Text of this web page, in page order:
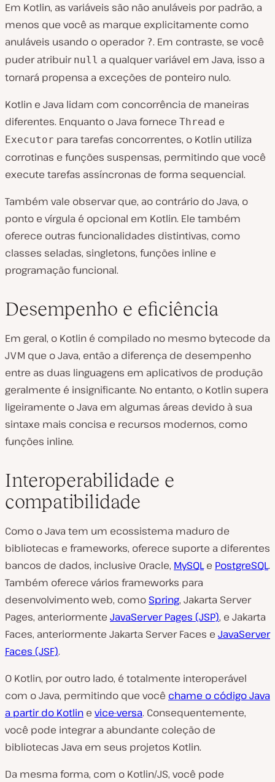
Em Kotlin, as variáveis são não anuláveis por padrão, a
menos que você as marque explicitamente como
anuláveis usando o operador ?. Em contraste, se você
puder atribuir null a qualquer variável em Java, isso a
tornará propensa a exceções de ponteiro nulo.
Kotlin e Java lidam com concorrência de maneiras
diferentes. Enquanto o Java fornece Thread e
Executor para tarefas concorrentes, o Kotlin utiliza
corrotinas e funções suspensas, permitindo que você
execute tarefas assíncronas de forma sequencial.
Também vale observar que, ao contrário do Java, o
ponto e vírgula é opcional em Kotlin. Ele também
oferece outras funcionalidades distintivas, como
classes seladas, singletons, funções inline e
programação funcional.
Desempenho e eficiência
Em geral, o Kotlin é compilado no mesmo bytecode da
JVM que o Java, então a diferença de desempenho
entre as duas linguagens em aplicativos de produção
geralmente é insignificante. No entanto, o Kotlin supera
ligeiramente o Java em algumas áreas devido à sua
sintaxe mais concisa e recursos modernos, como
funções inline.
Interoperabilidade e
compatibilidade
Como o Java tem um ecossistema maduro de
bibliotecas e frameworks, oferece suporte a diferentes
bancos de dados, inclusive Oracle, MySQLe PostgreSQL.
Também oferece vários frameworks para
desenvolvimento web, como Spring, Jakarta Server
Pages, anteriormente JavaServer Pages (JSP), e Jakarta
Faces, anteriormente Jakarta Server Faces e JavaServer
Faces (JSF).
O Kotlin, por outro lado, é totalmente interoperável
com o Java, permitindo que você chame o código Java
a partir do Kotlin e vice-versa. Consequentemente,
você pode integrar a abundante coleção de
bibliotecas Java em seus projetos Kotlin.
Da mesma forma, com o Kotlin/JS, você pode